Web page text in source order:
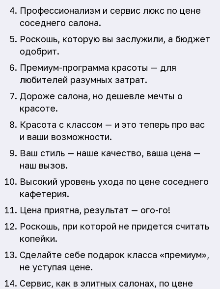
Профессионализм и сервис люкс по цене
соседнего салона.
Роскошь, которую вы заслужили, а бюджет
одобрит.
Премиум-программа красоты — для
любителей разумных затрат.
Дороже салона, но дешевле мечты о
красоте.
Красота с классом — и это теперь про вас
и ваши возможности.
Ваш стиль — наше качество, ваша цена —
наш вызов.
Высокий уровень ухода по цене соседнего
кафетерия.
Цена приятна, результат — ого-го!
Роскошь, при которой не придется считать
копейки.
Сделайте себе подарок класса «премиум»,
не уступая цене.
Сервис, как в элитных салонах, по цене